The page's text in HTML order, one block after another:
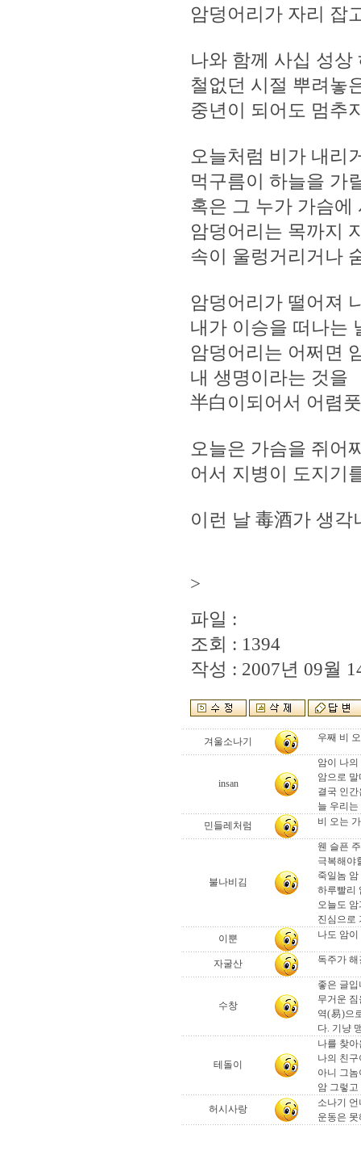
암덩어리가 자리 잡
나와 함께 사십 성
철없던 시절 뿌려놓
중년이 되어도 멈추
오늘처럼 비가 내리
먹구름이 하늘을 가
혹은 그 누가 가슴에
암덩어리는 목까지
속이 울렁거리거나
암덩어리가 떨어져
내가 이승을 떠나는
암덩어리는 어쩌면
내 생명이라는 것을
半白이되어서 어렴
오늘은 가슴을 쥐어
어서 지병이 도지기
이런 날 毒酒가 생각
>
파일 :
조회 : 1394
작성 : 2007년 09월
겨울소나기 우째 비
insan
암이 나
암으로
결국 인
늘 우리
민들레처럼
비 오는
불나비김
웬 슬픈
극복해야
죽일놈 암
하루빨리
오늘도
진심으로
이뿐
나도 암
자굴산 독주가
수창
좋은 글
무거운
역(易)으
다. 기냥
테돌이
나를 찾
나의 친
아니 그
암 그렇고
허시사랑
소나기
운동은